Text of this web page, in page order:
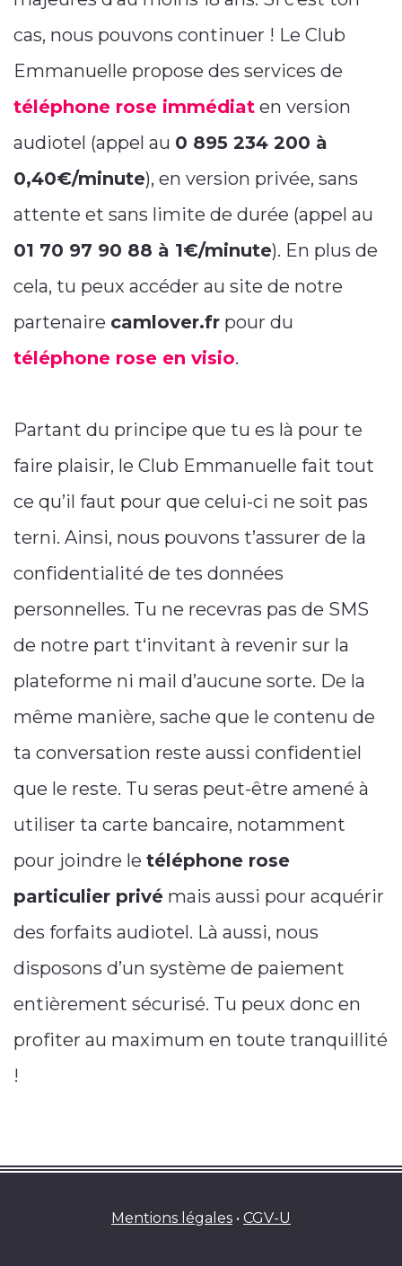
cas, nous pouvons continuer ! Le Club
Emmanuelle propose des services de
téléphone rose immédiat en version
audiotel (appel au 0 895 234 200 à
0,40€/minute), en version privée, sans
attente et sans limite de durée (appel au
01 70 97 90 88 à 1€/minute). En plus de
cela, tu peux accéder au site de notre
partenaire camlover.fr pour du
téléphone rose en visio.
Partant du principe que tu es là pour te
faire plaisir, le Club Emmanuelle fait tout
ce qu’il faut pour que celui-ci ne soit pas
terni. Ainsi, nous pouvons t’assurer de la
confidentialité de tes données
personnelles. Tu ne recevras pas de SMS
de notre part t‘invitant à revenir sur la
plateforme ni mail d’aucune sorte. De la
même manière, sache que le contenu de
ta conversation reste aussi confidentiel
que le reste. Tu seras peut-être amené à
utiliser ta carte bancaire, notamment
pour joindre le téléphone rose
particulier privé mais aussi pour acquérir
des forfaits audiotel. Là aussi, nous
disposons d’un système de paiement
entièrement sécurisé. Tu peux donc en
profiter au maximum en toute tranquillité
!
Mentions légales • CGV-U